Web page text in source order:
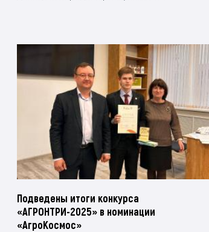
Подведены итоги конкурса
«АГРОНТРИ-2025» в номинации
«АгроКосмос»